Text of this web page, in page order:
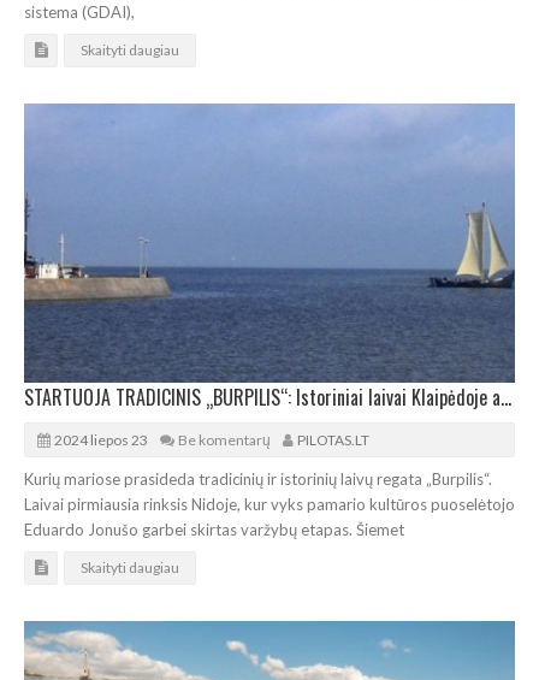
sistema (GDAI),
Skaityti daugiau
STARTUOJA TRADICINIS „BURPILIS“: Istoriniai laivai Klaipėdoje atidarys Jūros šventę
2024 liepos 23 Be komentarų PILOTAS.LT
Kurių mariose prasideda tradicinių ir istorinių laivų regata „Burpilis“.
Laivai pirmiausia rinksis Nidoje, kur vyks pamario kultūros puoselėtojo
Eduardo Jonušo garbei skirtas varžybų etapas. Šiemet
Skaityti daugiau